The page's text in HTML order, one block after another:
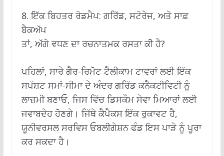
8. ਇੱਕ ਬਿਹਤਰ ਰੋਡਮੈਪ: ਗਰਿੱਡ, ਸਟੋਰੇਜ, ਅਤੇ ਸਾਫ਼
ਬੈਕਅੱਪ
ਤਾਂ, ਅੱਗੇ ਵਧਣ ਦਾ ਰਚਨਾਤਮਕ ਰਸਤਾ ਕੀ ਹੈ?
ਪਹਿਲਾਂ, ਸਾਰੇ ਗੈਰ-ਰਿਮੋਟ ਟੈਲੀਕਾਮ ਟਾਵਰਾਂ ਲਈ ਇੱਕ
ਸਪੱਸ਼ਟ ਸਮਾਂ-ਸੀਮਾ ਦੇ ਅੰਦਰ ਗਰਿੱਡ ਕਨੈਕਟੀਵਿਟੀ ਨੂੰ
ਲਾਜ਼ਮੀ ਬਣਾਓ, ਜਿਸ ਵਿੱਚ ਡਿਸਕੌਮ ਸੇਵਾ ਮਿਆਰਾਂ ਲਈ
ਜਵਾਬਦੇਹ ਹੋਣਗੇ। ਜਿੱਥੇ ਕੈਪੈਕਸ ਇੱਕ ਰੁਕਾਵਟ ਹੈ,
ਯੂਨੀਵਰਸਲ ਸਰਵਿਸ ਓਬਲੀਗੇਸ਼ਨ ਫੰਡ ਇਸ ਪਾੜੇ ਨੂੰ ਪੂਰਾ
ਕਰ ਸਕਦਾ ਹੈ।